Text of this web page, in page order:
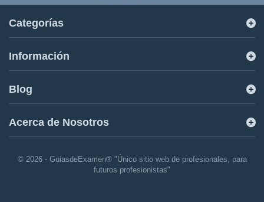
Categorías
Información
© 2026 - GuiasdeExamen® "Único sitio web de profesionales, para
futuros profesionistas"
Blog
Acerca de Nosotros